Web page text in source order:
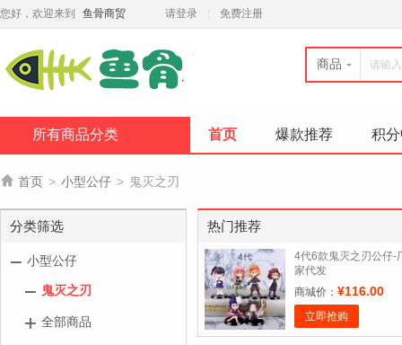
您好，欢迎来到 鱼骨商贸 请登录 免费注册
商品
所有商品分类 首页 爆款推荐 积
 首页 > 小型公仔 > 鬼灭之刃
分类筛选
小型公仔
鬼灭之刃
全部商品
热门推荐
4代6款鬼灭之刃公仔-
家代发
商城价： ¥116.00
立即抢购